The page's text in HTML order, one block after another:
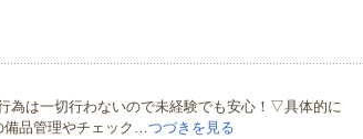
為は一切行わないので未経験でも安心！▽具体的に
備品管理やチェック…つづきを見る